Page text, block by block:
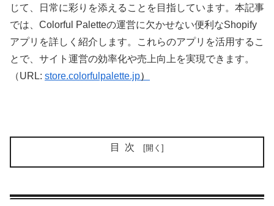
じて、日常に彩りを添えることを目指しています。本記事
では、Colorful Paletteの運営に欠かせない便利なShopify
アプリを詳しく紹介します。これらのアプリを活用するこ
とで、サイト運営の効率化や売上向上を実現できます。
（URL: store.colorfulpalette.jp）
目次